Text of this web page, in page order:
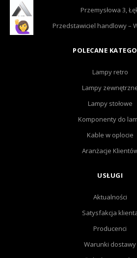
Przemysłowa 3,
Przedstawiciel handlowy –
POLECANE
Lampy retro
Lampy
Lampy stołowe
Komponenty do
Kable w oplocie
Aranżacje
USŁUGI
Aktualności
Satysfakcja
Producenci
Warunki dostawy